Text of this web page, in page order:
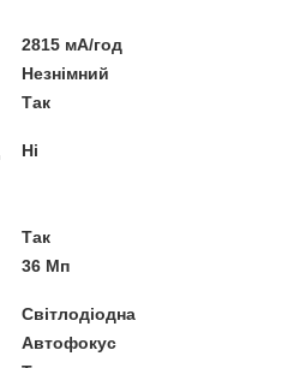
2815 мА/год
Незнімний
Так
Ні
Так
36 Мп
Світлодіодна
Автофокус